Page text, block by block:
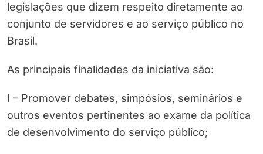
legislações que dizem respeito diretamente ao
conjunto de servidores e ao serviço público no
Brasil.
As principais finalidades da iniciativa são:
I – Promover debates, simpósios, seminários e
outros eventos pertinentes ao exame da política
de desenvolvimento do serviço público;